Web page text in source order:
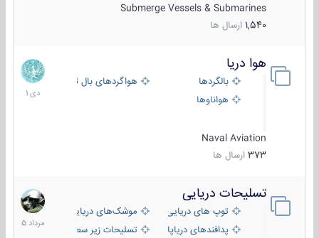
Submerge Vessels & Submarines
1,540 ارسال ها
هوا دریا
بالگردها
هواگردهای بال ثابت
هواناوها
Naval Aviation
373 ارسال ها
12
دی
1401
تسلیحات دریایی
توپ های دریایی
موشک‌های دریایی
پدافندهای دریاپایه
تسلیحات زیر سطحی
2
مرداد
1405